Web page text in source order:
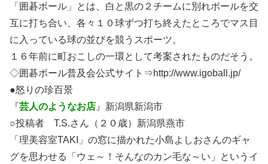
「囲碁ボール」とは、白と黒の２チームに別れボールを交
互に打ち合い、各々１０球ずつ打ち終えたところでマス目
に入っている球の並びを競うスポーツ。
１６年前に町おこしの一環として考案されたものだそう。
◇囲碁ボール普及会公式サイト⇒http://www.igoball.jp/
●怒りの珍百景
『芸人のようなお店 』新潟県新潟市
○投稿者 T.S.さん（２０歳）新潟県燕市
「理美容室TAKI」の窓に描かれた小島よしおさんのギャ
グを思わせる「ウェ～！そんなのカン毛な～い」というイ